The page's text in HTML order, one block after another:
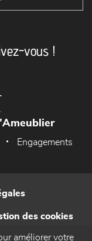
vous !
Engagements
des cookies
améliorer votre